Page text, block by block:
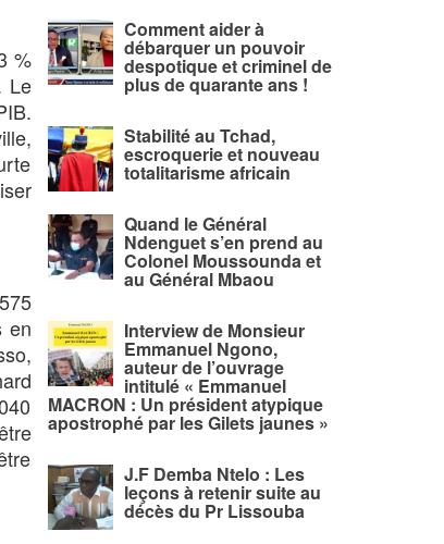
%
Le
en
Comment aider à
débarquer un pouvoir
despotique et criminel de
plus de quarante ans !
Stabilité au Tchad,
escroquerie et nouveau
totalitarisme africain
Quand le Général
Ndenguet s’en prend au
Colonel Moussounda et
au Général Mbaou
Interview de Monsieur
Emmanuel Ngono,
auteur de l’ouvrage
intitulé « Emmanuel
MACRON : Un président atypique
apostrophé par les Gilets jaunes »
J.F Demba Ntelo : Les
leçons à retenir suite au
décès du Pr Lissouba